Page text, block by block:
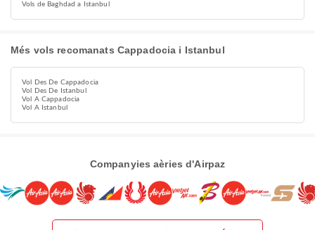
Vols de Baghdad a Istanbul
Més vols recomanats Cappadocia i Istanbul
Vol Des De Cappadocia
Vol Des De Istanbul
Vol A Cappadocia
Vol A Istanbul
Companyies aèries d'Airpaz